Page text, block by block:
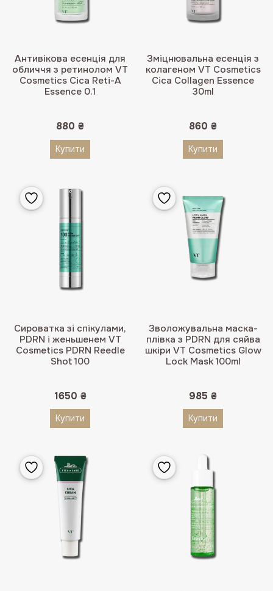
Антивікова есенція для
обличчя з ретинолом VT
Cosmetics Cica Reti-A
Essence 0.1
880 ₴
Купити
Зміцнювальна есенція з
колагеном VT Cosmetics
Cica Collagen Essence
30ml
860 ₴
Купити
Сироватка зі спікулами,
PDRN і женьшенем VT
Cosmetics PDRN Reedle
Shot 100
1650 ₴
Купити
Зволожувальна маска-
плівка з PDRN для сяйва
шкіри VT Cosmetics Glow
Lock Mask 100ml
985 ₴
Купити